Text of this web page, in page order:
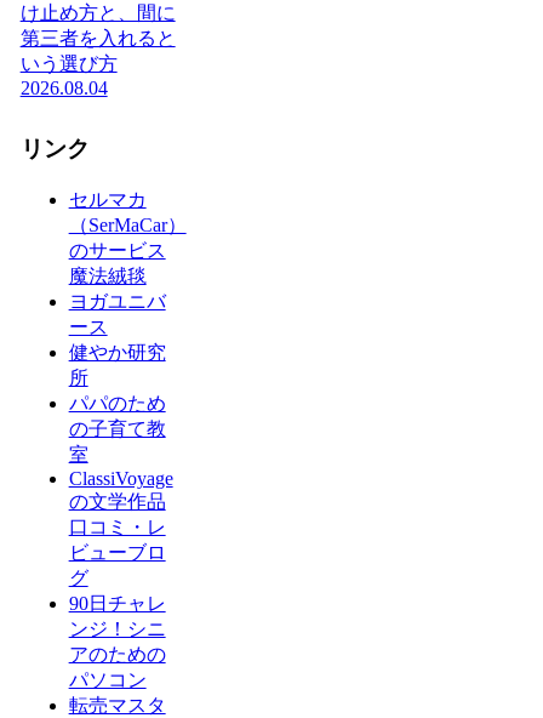
け止め方と、間に
第三者を入れると
いう選び方
2026.08.04
リンク
セルマカ
（SerMaCar）
のサービス
魔法絨毯
ヨガユニバ
ース
健やか研究
所
パパのため
の子育て教
室
ClassiVoyage
の文学作品
口コミ・レ
ビューブロ
グ
90日チャレ
ンジ！シニ
アのための
パソコン
転売マスタ